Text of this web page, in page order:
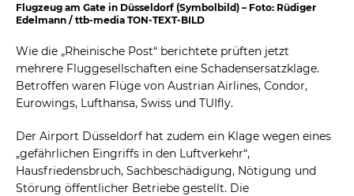
Flugzeug am Gate in Düsseldorf (Symbolbild) – Foto: Rüdiger
Edelmann / ttb-media TON-TEXT-BILD
Wie die „Rheinische Post“ berichtete prüften jetzt
mehrere Fluggesellschaften eine Schadensersatzklage.
Betroffen waren Flüge von Austrian Airlines, Condor,
Eurowings, Lufthansa, Swiss und TUIfly.
Der Airport Düsseldorf hat zudem ein Klage wegen eines
„gefährlichen Eingriffs in den Luftverkehr“,
Hausfriedensbruch, Sachbeschädigung, Nötigung und
Störung öffentlicher Betriebe gestellt. Die